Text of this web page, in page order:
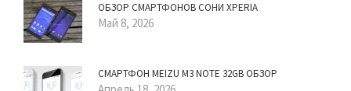
ОБЗОР СМАРТФОНОВ СОНИ XPERIA
Май 8, 2026
СМАРТФОН MEIZU M3 NOTE 32GB ОБЗОР